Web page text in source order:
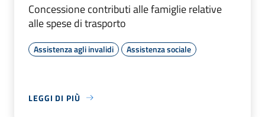
Concessione contributi alle famiglie relative
alle spese di trasporto
Assistenza agli invalidi Assistenza sociale
LEGGI DI PIÙ